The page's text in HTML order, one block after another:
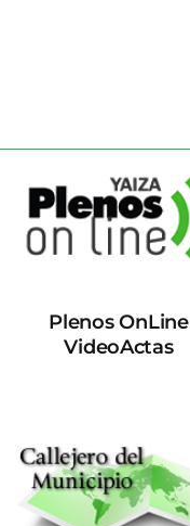
Plenos OnLine
VideoActas